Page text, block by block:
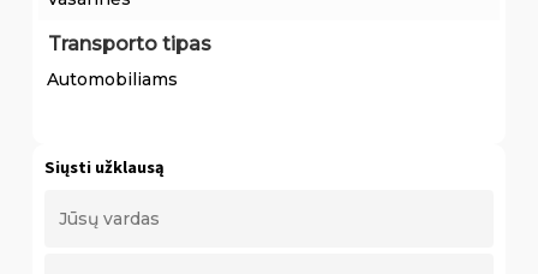
Transporto tipas
Automobiliams
Siųsti užklausą